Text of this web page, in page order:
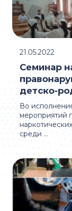
Во
мероприятий
среди ...
Семинар
детско-
21.05.2022